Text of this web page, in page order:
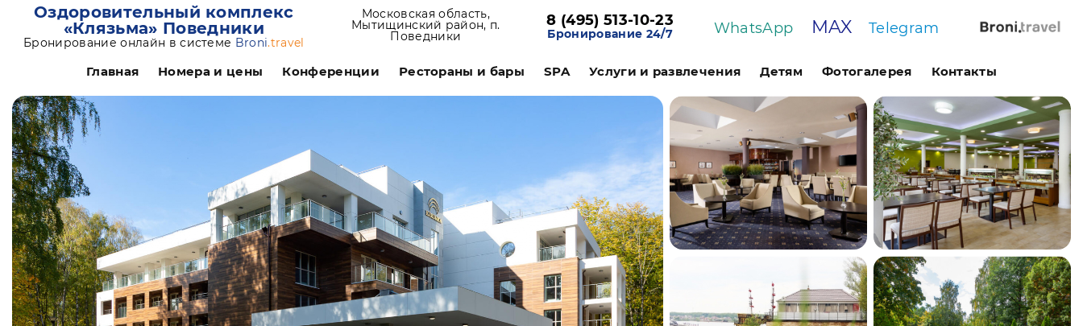
Оздоровительный комплекс
«Клязьма» Поведники
Бронирование онлайн в системе Broni.travel
Московская область,
Мытищинский район, п.
Поведники
8 (495) 513-10-23
Бронирование 24/7 WhatsApp MAX Telegram
Главная Номера и цены Конференции Рестораны и бары SPA Услуги и развлечения Детям Фотогалерея Контакты